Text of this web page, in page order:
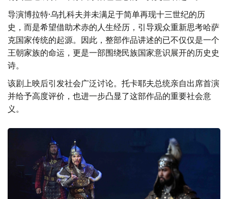
导演博拉特·乌扎科夫并未满足于简单再现十三世纪的历
史，而是希望借助术赤的人生经历，引导观众重新思考哈萨
克国家传统的起源。因此，整部作品讲述的已不仅仅是一个
王朝家族的命运，更是一部围绕民族国家意识展开的历史史
诗。
该剧上映后引发社会广泛讨论。托卡耶夫总统亲自出席首演
并给予高度评价，也进一步凸显了这部作品的重要社会意
义。